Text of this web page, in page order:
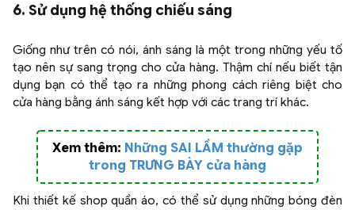
6. Sử dụng hệ thống chiếu sáng
Giống như trên có nói, ánh sáng là một trong những yếu tố
tạo nên sự sang trọng cho cửa hàng. Thậm chí nếu biết tận
dụng bạn có thể tạo ra những phong cách riêng biệt cho
cửa hàng bằng ánh sáng kết hợp với các trang trí khác.
Xem thêm: Những SAI LẦM thường gặp
trong TRƯNG BÀY cửa hàng
Khi thiết kế shop quần áo, có thể sử dụng những bóng đèn